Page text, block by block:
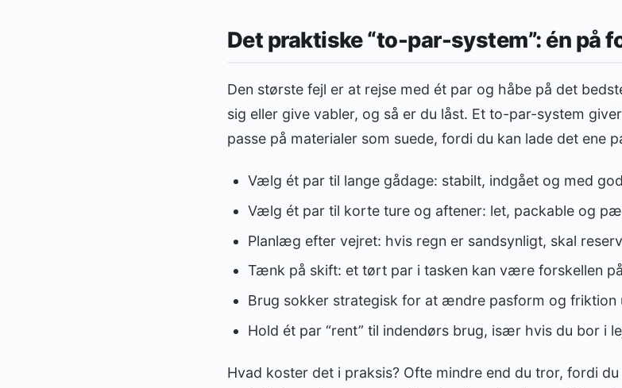
Det praktiske “to-par-system”: én på
Den største fejl er at rejse med ét par og håbe på det
sig eller give vabler, og så er du låst. Et to-par-system
passe på materialer som suede, fordi du kan lade det ene
Vælg ét par til lange gådage: stabilt, indgået og med
Vælg ét par til korte ture og aftener: let, packable og
Planlæg efter vejret: hvis regn er sandsynligt, skal
Tænk på skift: et tørt par i tasken kan være forskellen
Brug sokker strategisk for at ændre pasform og friktion
Hold ét par “rent” til indendørs brug, især hvis du bor i
Hvad koster det i praksis? Ofte mindre end du tror, fordi